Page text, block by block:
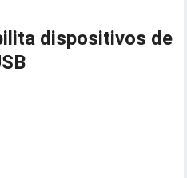
dispositivos de